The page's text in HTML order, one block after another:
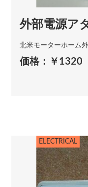
外部電源ア
北米モーターホーム
価格：￥1320
ELECTRICAL